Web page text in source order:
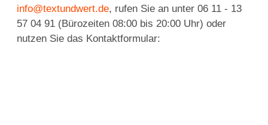
info@textundwert.de, rufen Sie an unter 06 11 - 13
57 04 91 (Bürozeiten 08:00 bis 20:00 Uhr) oder
nutzen Sie das Kontaktformular: